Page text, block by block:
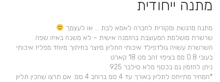
מתנה ייחודית
מתנה מרגשת ומקורית לחברה לאמא לבת … או לעצמך
שרשרת מושלמת המעוצבת בהזמנה אישית – לא משנה באיזו שפה
השרשרת עשויה גולדפילד איכותי התליון מיוצר בחיתוך מיוחד מפליז איכותי
בעובי 0.8 ממ בציפוי זהב מט 18 קארט
ניתן להזמין גם בכסף מלא סילבר 925
*המחיר מתייחס לתליון באורך עד 4 סמ ברוחב 4 סמ. אם תרצו שהכין תליון